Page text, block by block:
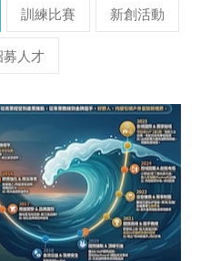
訓練比賽 新創活動
募人才